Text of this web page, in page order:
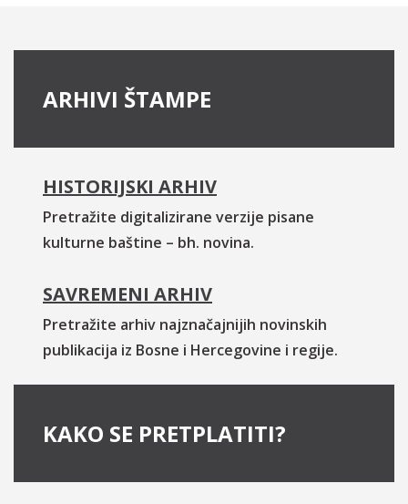
ARHIVI ŠTAMPE
HISTORIJSKI ARHIV
Pretražite digitalizirane verzije pisane
kulturne baštine – bh. novina.
SAVREMENI ARHIV
Pretražite arhiv najznačajnijih novinskih
publikacija iz Bosne i Hercegovine i regije.
KAKO SE PRETPLATITI?